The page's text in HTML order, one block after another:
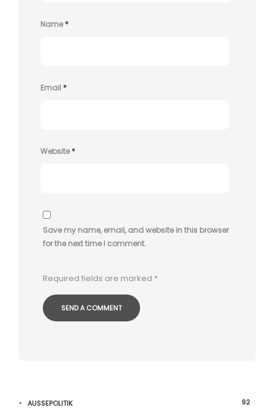
Name*
Email*
Website*
Save my name, email, and website in this browser
for the next time I comment.
Required fields are marked *
AUSSEPOLITIK 92